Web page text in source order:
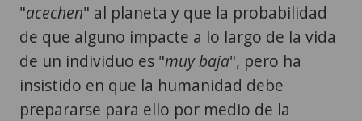
"acechen" al planeta y que la probabilidad
de que alguno impacte a lo largo de la vida
de un individuo es "muy baja", pero ha
insistido en que la humanidad debe
prepararse para ello por medio de la